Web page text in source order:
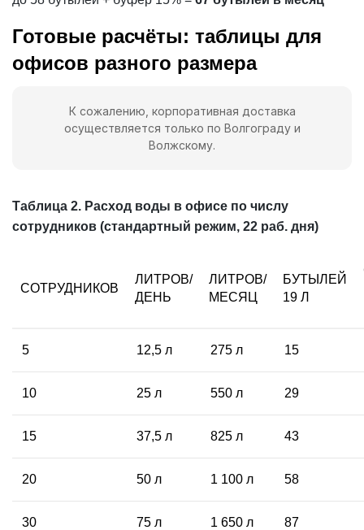
Готовые расчёты: таблицы для
офисов разного размера
К сожалению, корпоративная доставка
осуществляется только по Волгограду и
Волжскому.
Таблица 2. Расход воды в офисе по числу
сотрудников (стандартный режим, 22 раб. дня)
СОТРУДНИКОВ
ЛИТРОВ/
ДЕНЬ
ЛИТРОВ/
МЕСЯЦ
БУТЫЛЕЙ
19 Л
5 12,5 л 275 л 15
10 25 л 550 л 29
15 37,5 л 825 л 43
20 50 л 1 100 л 58
30 75 л 1 650 л 87